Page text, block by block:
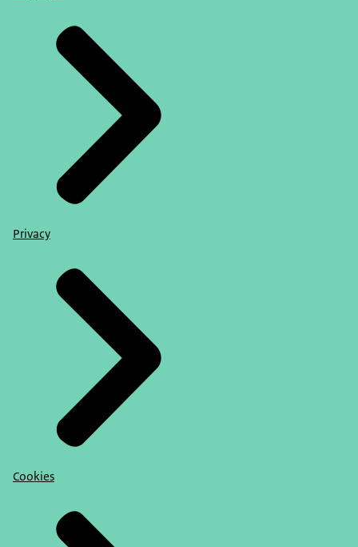
Privacy
Cookies